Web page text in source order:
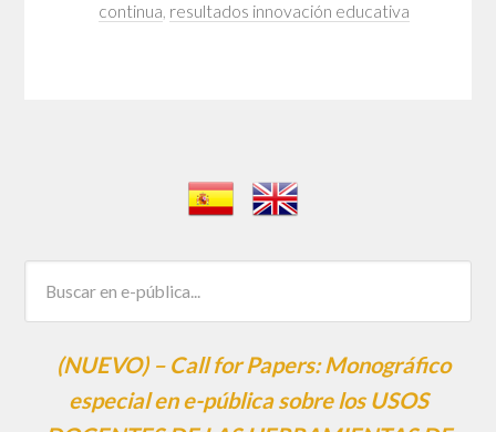
continua resultados innovación educativa
(NUEVO) – Call for Papers: Monográfico
especial en e-pública sobre los USOS